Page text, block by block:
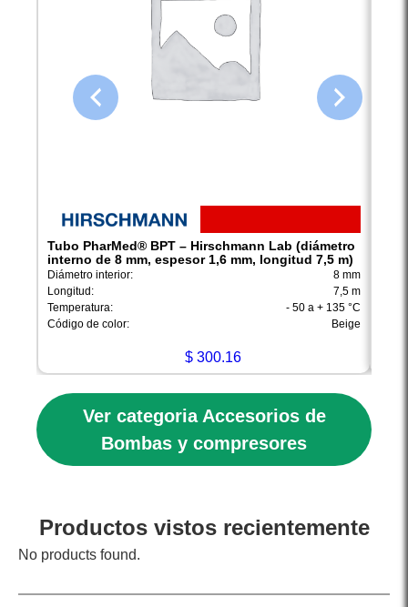
Tubo PharMed® BPT – Hirschmann Lab (diámetro
interno de 8 mm, espesor 1,6 mm, longitud 7,5 m)
Diámetro interior:
8 mm
Longitud:
7,5 m
Temperatura:
- 50 a + 135 °C
Código de color:
Beige
$ 300.16
Ver categoria Accesorios de
Bombas y compresores
Productos vistos recientemente
No products found.